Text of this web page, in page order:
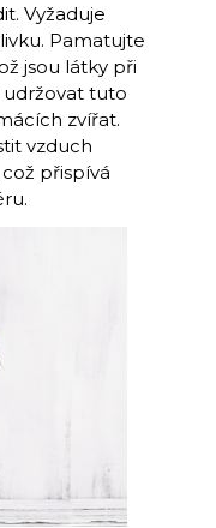
Vyžaduje
Pa­matujte
jsou látky při
tuto
zvířat.
vzduch
přispívá